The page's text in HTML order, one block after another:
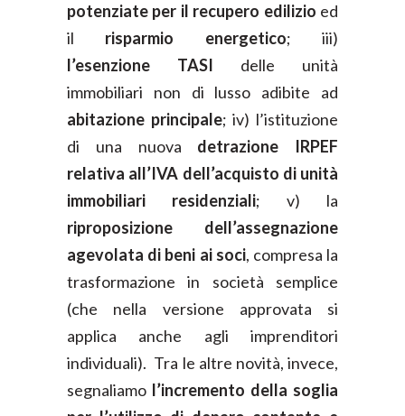
potenziate per il recupero edilizio ed
il risparmio energetico; iii)
l’esenzione TASI delle unità
immobiliari non di lusso adibite ad
abitazione principale; iv) l’istituzione
di una nuova detrazione IRPEF
relativa all’IVA dell’acquisto di unità
immobiliari residenziali; v) la
riproposizione dell’assegnazione
agevolata di beni ai soci, compresa la
trasformazione in società semplice
(che nella versione approvata si
applica anche agli imprenditori
individuali). Tra le altre novità, invece,
segnaliamo l’incremento della soglia